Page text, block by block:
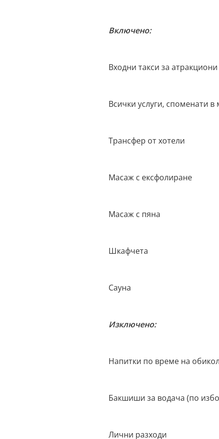
Включено:
Входни такси за атракциони
Всички услуги, споменати
Трансфер от хотели
Масаж с ексфолиране
Масаж с пяна
Шкафчета
Сауна
Изключено:
Напитки по време на
Бакшиши за водача (по
Лични разходи